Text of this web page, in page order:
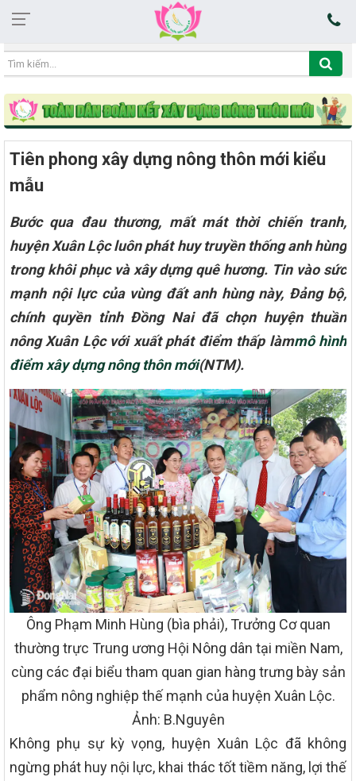
15:21:44 06/08/2026
Tiên phong xây dựng nông thôn mới kiểu
mẫu
Bước qua đau thương, mất mát thời chiến tranh,
huyện Xuân Lộc luôn phát huy truyền thống anh hùng
trong khôi phục và xây dựng quê hương. Tin vào sức
mạnh nội lực của vùng đất anh hùng này, Đảng bộ,
chính quyền tỉnh Đồng Nai đã chọn huyện thuần
nông Xuân Lộc với xuất phát điểm thấp làmmô hình
điểm xây dựng nông thôn mới(NTM).
Ông Phạm Minh Hùng (bìa phải), Trưởng Cơ quan
thường trực Trung ương Hội Nông dân tại miền Nam,
cùng các đại biểu tham quan gian hàng trưng bày sản
phẩm nông nghiệp thế mạnh của huyện Xuân Lộc.
Ảnh: B.Nguyên
Không phụ sự kỳ vọng, huyện Xuân Lộc đã không
ngừng phát huy nội lực, khai thác tốt tiềm năng, lợi thế